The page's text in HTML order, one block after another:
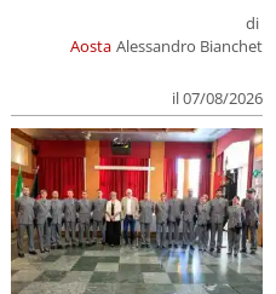
Aosta
di
Alessandro Bianchet
il 07/08/2026